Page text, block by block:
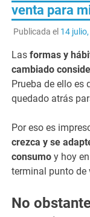
venta para
Publicada el 14
Lasformas y
cambiado
Prueba de ello es
quedado atrás
Por eso es
crezca y se
consumo y hoy
terminal punto de
No